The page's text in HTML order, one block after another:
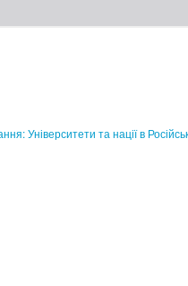
Університети та нації в